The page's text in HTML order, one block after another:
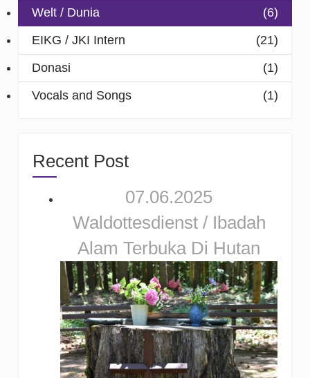
Welt / Dunia
(6)
EIKG / JKI Intern
(21)
Donasi
(1)
Vocals and Songs
(1)
Recent Post
07.06.2025
Waldottesdienst / Ibadah
Alam Terbuka Di Hutan